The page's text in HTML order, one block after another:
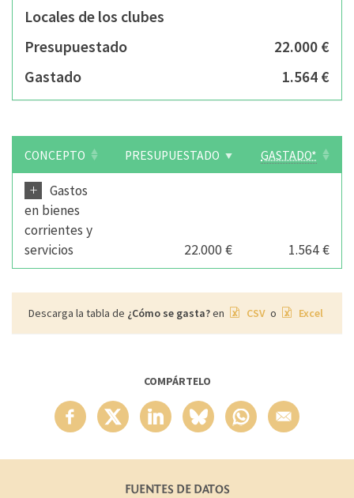
Locales de los clubes
Presupuestado
22.000 €
Gastado
1.564 €
CONCEPTO PRESUPUESTADO GASTADO*
+
Gastos
en bienes
corrientes y
servicios
22.000 € 1.564 €
Descarga la tabla de ¿Cómo se gasta?en CSV o Excel
COMPÁRTELO
FUENTES DE DATOS